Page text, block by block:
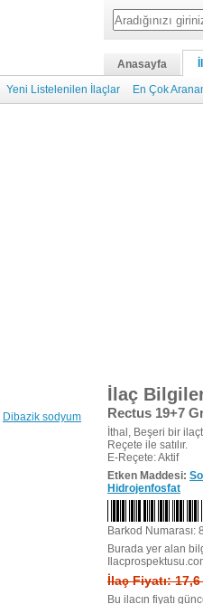
Anasayfa
Yeni Listelenilen İlaçlar En Çok
Dibazik sodyum
İlaç
Rectus 19+7
İthal, Beşeri bir
Reçete ile satılır.
E-Reçete: Aktif
Etken Maddesi:
Hidrojenfosfat
Barkod Numarası:
Burada yer alan
İlaç Fiyatı:
Bu ilacın fiyatı